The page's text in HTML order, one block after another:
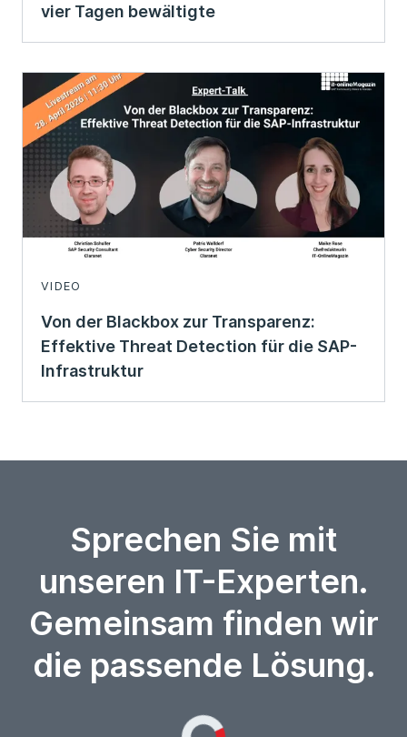
vier Tagen bewältigte
VIDEO
Von der Blackbox zur Transparenz:
Effektive Threat Detection für die SAP-
Infrastruktur
Sprechen Sie mit
unseren IT-Experten.
Gemeinsam finden wir
die passende Lösung.